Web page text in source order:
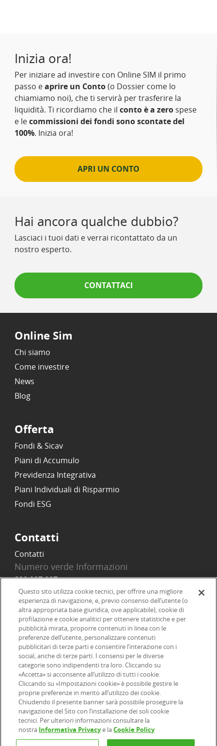
Inizia ora!
Per iniziare ad investire con Online SIM il primo
passo eaprire un Conto(o Dossier come lo
chiamiamo noi), che ti servirà per trasferire la
liquidità. Ti ricordiamo che il conto è a zero spese
e lecommissioni dei fondi sono scontate del
100%. Inizia ora!
APRI UN CONTO
Hai ancora qualche dubbio?
Lasciaci i tuoi dati e verrai ricontattato da un
nostro esperto.
CONTATTACI
Online Sim
Chi siamo
Come investire
News
Blog
Offerta
Fondi & Sicav
Piani di Accumulo
Previdenza Integrativa
Piani Individuali di Risparmio
Fondi ESG
Contatti
Contatti
Numero verde Informazioni
800 097 097
Email
info@onlinesim.it
Social
©2026 Online SIM, società del gruppo bancario ERSEL - P.IVA
12927410154
Informazioni legali| Dichiarazione di accessibilità
| | |
Questo sito utilizza cookie tecnici, per offrire una migliore
esperienza di navigazione, e, previo consenso dell’utente (o
altra appropriata base giuridica, ove applicabile), cookie di
profilazione e cookie analitici per ottenere statistiche e per
pubblicità mirata, proporre contenuti in linea con le
preferenze dell’utente, personalizzare contenuti
pubblicitari di terze parti e consentire l’interazione con i
social, anche di terze parti. I consensi per le diverse
categorie sono indipendenti tra loro. Cliccando su
«Accetta» si acconsente all’utilizzo di tutti i cookie.
Cliccando su «Impostazioni cookie» è possibile gestire le
proprie preferenze in merito all’utilizzo dei cookie.
Chiudendo il presente banner sarà possibile proseguire la
navigazione del Sito con l’installazione dei soli cookie
tecnici. Per ulteriori informazioni consultare la
nostra Informativa Privacye laCookie Policy